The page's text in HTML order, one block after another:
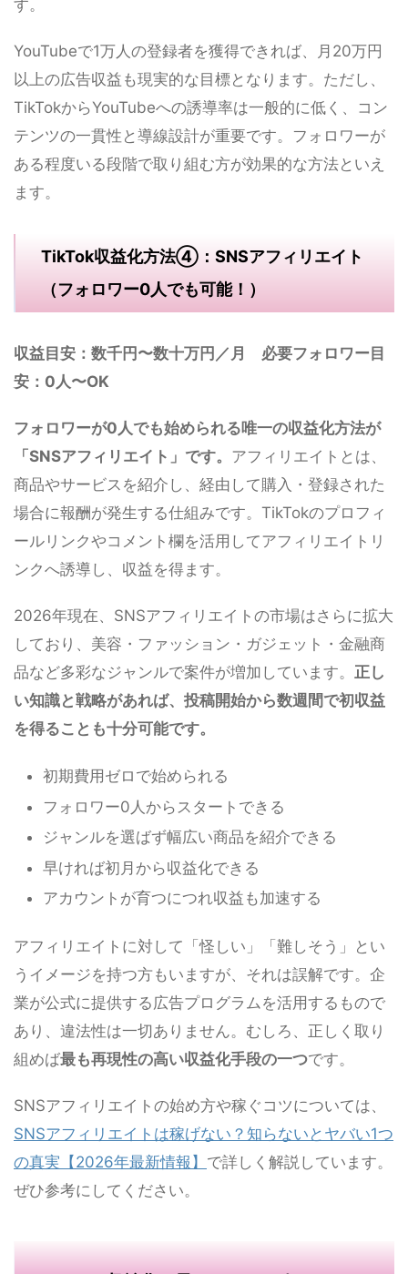
す。
YouTubeで1万人の登録者を獲得できれば、月20万円
以上の広告収益も現実的な目標となります。ただし、
TikTokからYouTubeへの誘導率は一般的に低く、コン
テンツの一貫性と導線設計が重要です。フォロワーが
ある程度いる段階で取り組む方が効果的な方法といえ
ます。
TikTok収益化方法④：SNSアフィリエイト
（フォロワー0人でも可能！）
収益目安：数千円〜数十万円／月 必要フォロワー目
安：0人〜OK
フォロワーが0人でも始められる唯一の収益化方法が
「SNSアフィリエイト」です。 アフィリエイトとは、
商品やサービスを紹介し、経由して購入・登録された
場合に報酬が発生する仕組みです。TikTokのプロフィ
ールリンクやコメント欄を活用してアフィリエイトリ
ンクへ誘導し、収益を得ます。
2026年現在、SNSアフィリエイトの市場はさらに拡大
しており、美容・ファッション・ガジェット・金融商
品など多彩なジャンルで案件が増加しています。 正し
い知識と戦略があれば、投稿開始から数週間で初収益
を得ることも十分可能です。
初期費用ゼロで始められる
フォロワー0人からスタートできる
ジャンルを選ばず幅広い商品を紹介できる
早ければ初月から収益化できる
アカウントが育つにつれ収益も加速する
アフィリエイトに対して「怪しい」「難しそう」とい
うイメージを持つ方もいますが、それは誤解です。企
業が公式に提供する広告プログラムを活用するもので
あり、違法性は一切ありません。むしろ、正しく取り
組めば最も再現性の高い収益化手段の一つです。
SNSアフィリエイトの始め方や稼ぐコツについては、
SNSアフィリエイトは稼げない？知らないとヤバい1つ
の真実【2026年最新情報】 で詳しく解説しています。
ぜひ参考にしてください。